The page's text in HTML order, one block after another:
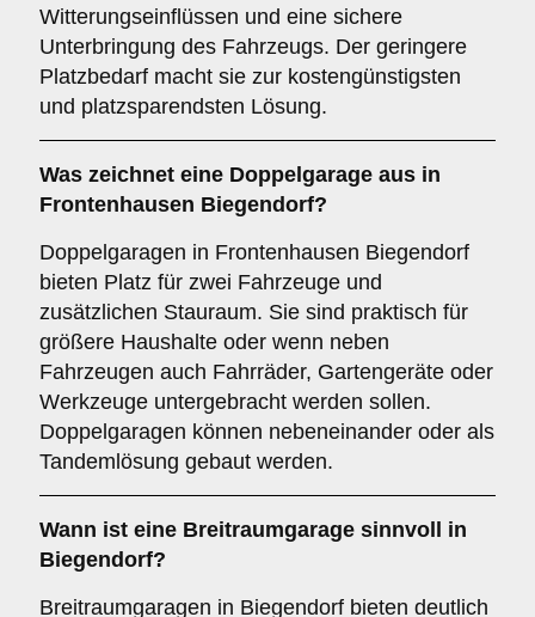
Witterungseinflüssen und eine sichere
Unterbringung des Fahrzeugs. Der geringere
Platzbedarf macht sie zur kostengünstigsten
und platzsparendsten Lösung.
Was zeichnet eine Doppelgarage aus in
Frontenhausen Biegendorf?
Doppelgaragen in Frontenhausen Biegendorf
bieten Platz für zwei Fahrzeuge und
zusätzlichen Stauraum. Sie sind praktisch für
größere Haushalte oder wenn neben
Fahrzeugen auch Fahrräder, Gartengeräte oder
Werkzeuge untergebracht werden sollen.
Doppelgaragen können nebeneinander oder als
Tandemlösung gebaut werden.
Wann ist eine Breitraumgarage sinnvoll in
Biegendorf?
Breitraumgaragen in Biegendorf bieten deutlich